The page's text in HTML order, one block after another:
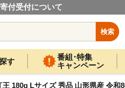
付受付について
検索
す
番組･特集
キャンペーン
180g Lサイズ 秀品 山形県産 令和